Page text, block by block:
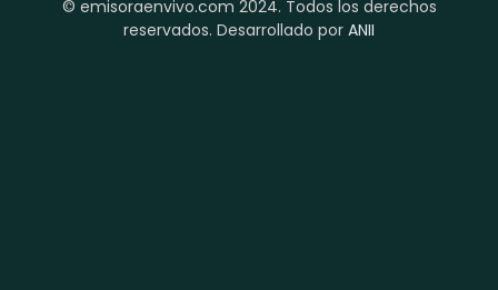
© emisoraenvivo.com 2024. Todos los derechos
reservados. Desarrollado por ANII